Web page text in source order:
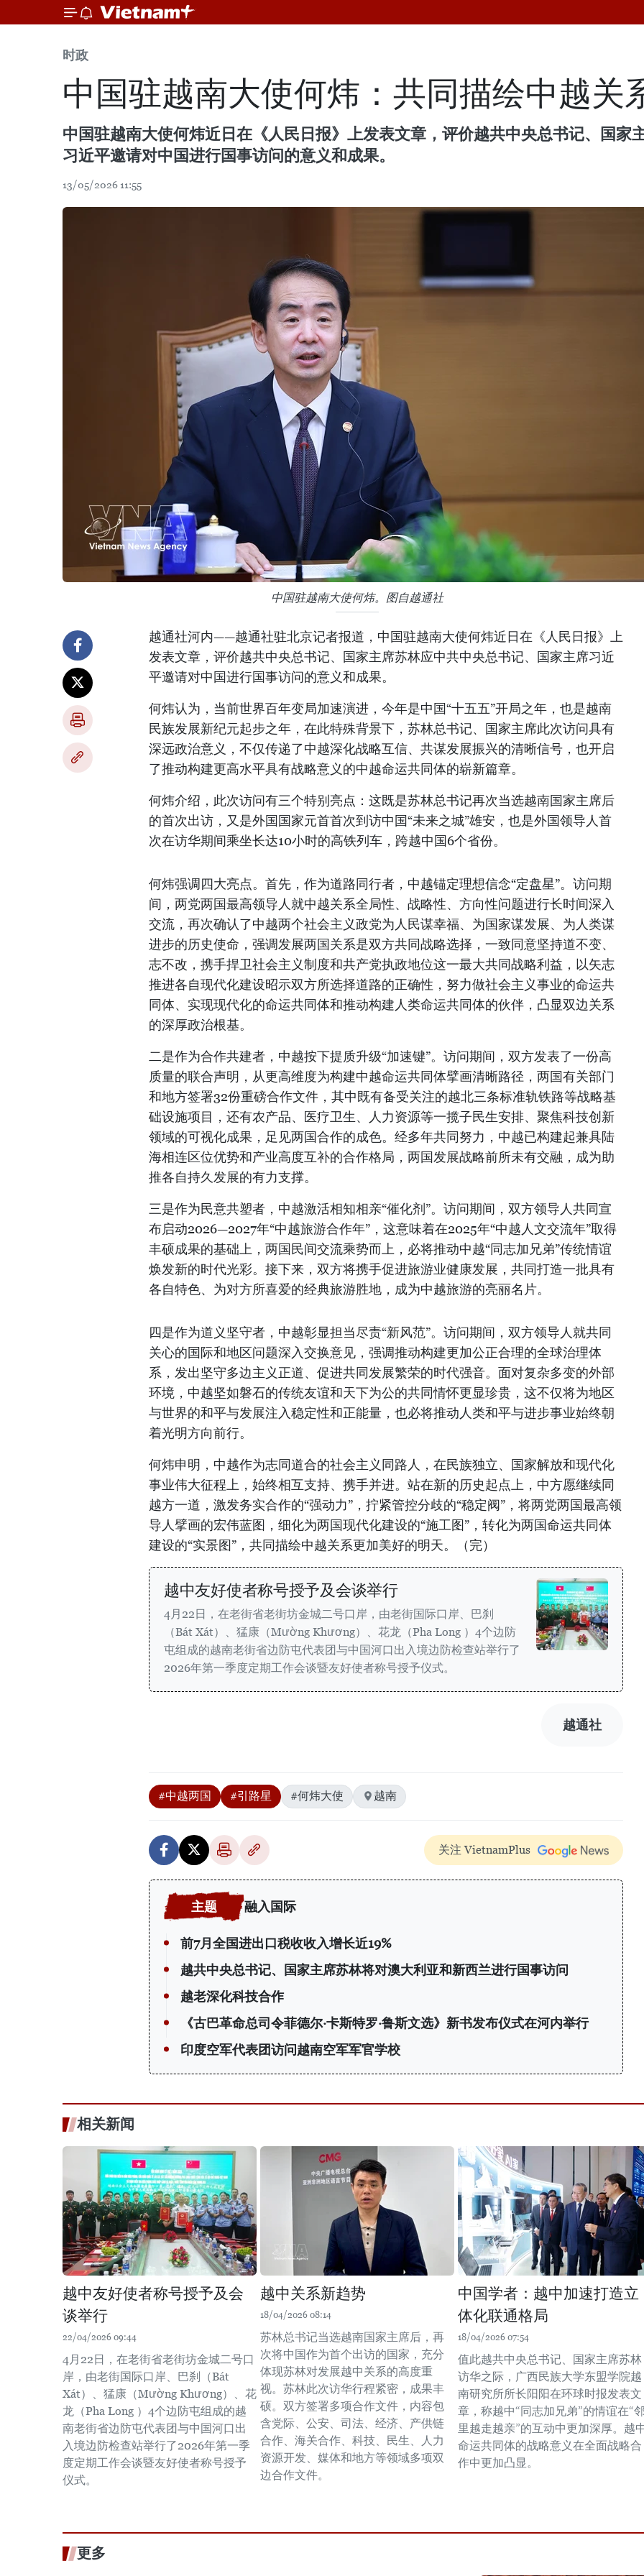
时政
中国驻越南大使何炜：共同描绘中越关
中国驻越南大使何炜近日在《人民日报》上发表文章，评价越共中央总书记、国家
习近平邀请对中国进行国事访问的意义和成果。
13/05/2026 11:55
中国驻越南大使何炜。图自越通社
越通社河内——越通社驻北京记者报道，中国驻越南大使何炜近日在《人民日报》上
发表文章，评价越共中央总书记、国家主席苏林应中共中央总书记、国家主席习近
平邀请对中国进行国事访问的意义和成果。
何炜认为，当前世界百年变局加速演进，今年是中国“十五五”开局之年，也是越南
民族发展新纪元起步之年，在此特殊背景下，苏林总书记、国家主席此次访问具有
深远政治意义，不仅传递了中越深化战略互信、共谋发展振兴的清晰信号，也开启
了推动构建更高水平具有战略意义的中越命运共同体的崭新篇章。
何炜介绍，此次访问有三个特别亮点：这既是苏林总书记再次当选越南国家主席后
的首次出访，又是外国国家元首首次到访中国“未来之城”雄安，也是外国领导人首
次在访华期间乘坐长达10小时的高铁列车，跨越中国6个省份。
何炜强调四大亮点。首先，作为道路同行者，中越锚定理想信念“定盘星”。访问期
间，两党两国最高领导人就中越关系全局性、战略性、方向性问题进行长时间深入
交流，再次确认了中越两个社会主义政党为人民谋幸福、为国家谋发展、为人类谋
进步的历史使命，强调发展两国关系是双方共同战略选择，一致同意坚持道不变、
志不改，携手捍卫社会主义制度和共产党执政地位这一最大共同战略利益，以矢志
推进各自现代化建设昭示双方所选择道路的正确性，努力做社会主义事业的命运共
同体、实现现代化的命运共同体和推动构建人类命运共同体的伙伴，凸显双边关系
的深厚政治根基。
二是作为合作共建者，中越按下提质升级“加速键”。访问期间，双方发表了一份高
质量的联合声明，从更高维度为构建中越命运共同体擘画清晰路径，两国有关部门
和地方签署32份重磅合作文件，其中既有备受关注的越北三条标准轨铁路等战略基
础设施项目，还有农产品、医疗卫生、人力资源等一揽子民生安排、聚焦科技创新
领域的可视化成果，足见两国合作的成色。经多年共同努力，中越已构建起兼具陆
海相连区位优势和产业高度互补的合作格局，两国发展战略前所未有交融，成为助
推各自持久发展的有力支撑。
三是作为民意共塑者，中越激活相知相亲“催化剂”。访问期间，双方领导人共同宣
布启动2026—2027年“中越旅游合作年”，这意味着在2025年“中越人文交流年”取得
丰硕成果的基础上，两国民间交流乘势而上，必将推动中越“同志加兄弟”传统情谊
焕发新的时代光彩。接下来，双方将携手促进旅游业健康发展，共同打造一批具有
各自特色、为对方所喜爱的经典旅游胜地，成为中越旅游的亮丽名片。
四是作为道义坚守者，中越彰显担当尽责“新风范”。访问期间，双方领导人就共同
关心的国际和地区问题深入交换意见，强调推动构建更加公正合理的全球治理体
系，发出坚守多边主义正道、促进共同发展繁荣的时代强音。面对复杂多变的外部
环境，中越坚如磐石的传统友谊和天下为公的共同情怀更显珍贵，这不仅将为地区
与世界的和平与发展注入稳定性和正能量，也必将推动人类和平与进步事业始终朝
着光明方向前行。
何炜申明，中越作为志同道合的社会主义同路人，在民族独立、国家解放和现代化
事业伟大征程上，始终相互支持、携手并进。站在新的历史起点上，中方愿继续同
越方一道，激发务实合作的“强动力”，拧紧管控分歧的“稳定阀”，将两党两国最高领
导人擘画的宏伟蓝图，细化为两国现代化建设的“施工图”，转化为两国命运共同体
建设的“实景图”，共同描绘中越关系更加美好的明天。（完）
越中友好使者称号授予及会谈举行
4月22日，在老街省老街坊金城二号口岸，由老街国际口岸、巴刹
（Bát Xát）、猛康（Mường Khương）、花龙（Pha Long ）4个边防
屯组成的越南老街省边防屯代表团与中国河口出入境边防检查站举行了
2026年第一季度定期工作会谈暨友好使者称号授予仪式。
越通社
#中越两国 #引路星 #何炜大使 越南
关注 VietnamPlus
融入国际
前7月全国进出口税收收入增长近19%
越共中央总书记、国家主席苏林将对澳大利亚和新西兰进行国事访问
越老深化科技合作
《古巴革命总司令菲德尔·卡斯特罗·鲁斯文选》新书发布仪式在河内举行
印度空军代表团访问越南空军军官学校
相关新闻
越中友好使者称号授予及会
谈举行
22/04/2026 09:44
4月22日，在老街省老街坊金城二号口
岸，由老街国际口岸、巴刹（Bát
Xát）、猛康（Mường Khương）、花
龙（Pha Long ）4个边防屯组成的越
南老街省边防屯代表团与中国河口出
入境边防检查站举行了2026年第一季
度定期工作会谈暨友好使者称号授予
仪式。
越中关系新趋势
18/04/2026 08:14
苏林总书记当选越南国家主席后，再
次将中国作为首个出访的国家，充分
体现苏林对发展越中关系的高度重
视。苏林此次访华行程紧密，成果丰
硕。双方签署多项合作文件，内容包
含党际、公安、司法、经济、产供链
合作、海关合作、科技、民生、人力
资源开发、媒体和地方等领域多项双
边合作文件。
中国学者：越中加速打造立
体化联通格局
18/04/2026 07:54
值此越共中央总书记、国家主席苏林
访华之际，广西民族大学东盟学院越
南研究所所长阳阳在环球时报发表文
章，称越中“同志加兄弟”的情谊在“
里越走越亲”的互动中更加深厚。越
命运共同体的战略意义在全面战略合
作中更加凸显。
更多